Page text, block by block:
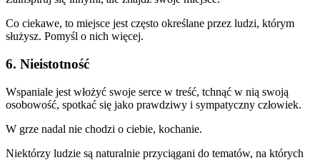
Co ciekawe, to miejsce jest często określane przez ludzi, którym
służysz. Pomyśl o nich więcej.
6. Nieistotność
Wspaniale jest włożyć swoje serce w treść, tchnąć w nią swoją
osobowość, spotkać się jako prawdziwy i sympatyczny człowiek.
W grze nadal nie chodzi o ciebie, kochanie.
Niektórzy ludzie są naturalnie przyciągani do tematów, na których